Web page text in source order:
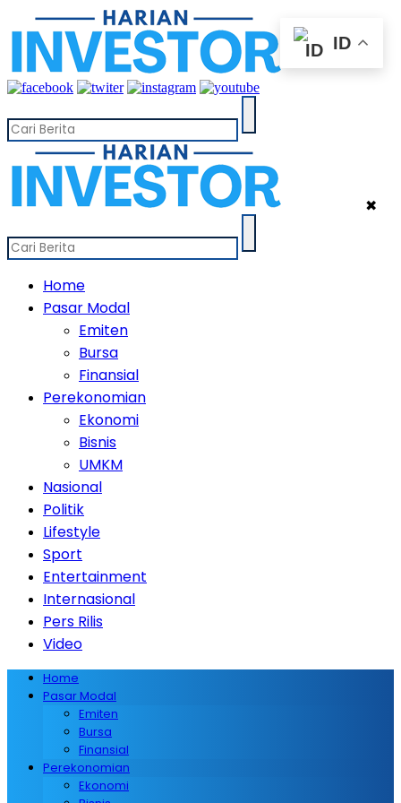
✖
Home
Pasar Modal
Emiten
Bursa
Finansial
Perekonomian
Ekonomi
Bisnis
UMKM
Nasional
Politik
Lifestyle
Sport
Entertainment
Internasional
Pers Rilis
Video
Home
Pasar Modal
Emiten
Bursa
Finansial
Perekonomian
Ekonomi
ID